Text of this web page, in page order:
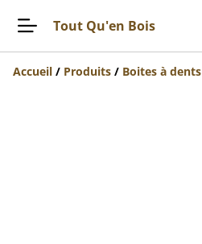
Tout Qu'en Bois
Accueil / Produits / Boites à dents